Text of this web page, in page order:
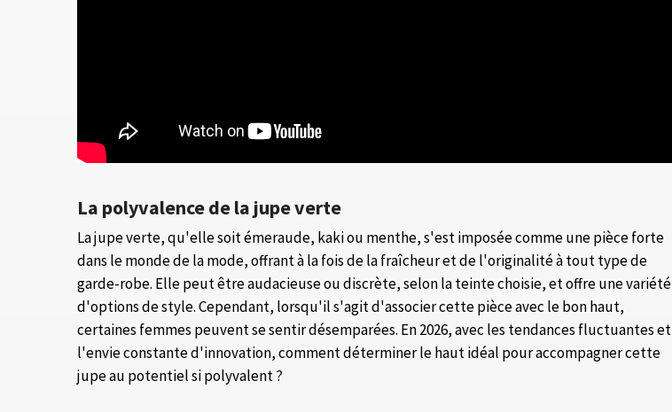
La polyvalence de la jupe verte
La jupe verte, qu'elle soit émeraude, kaki ou menthe, s'est imposée comme une pièce forte
dans le monde de la mode, offrant à la fois de la fraîcheur et de l'originalité à tout type de
garde-robe. Elle peut être audacieuse ou discrète, selon la teinte choisie, et offre une variété
d'options de style. Cependant, lorsqu'il s'agit d'associer cette pièce avec le bon haut,
certaines femmes peuvent se sentir désemparées. En 2026, avec les tendances fluctuantes et
l'envie constante d'innovation, comment déterminer le haut idéal pour accompagner cette
jupe au potentiel si polyvalent ?